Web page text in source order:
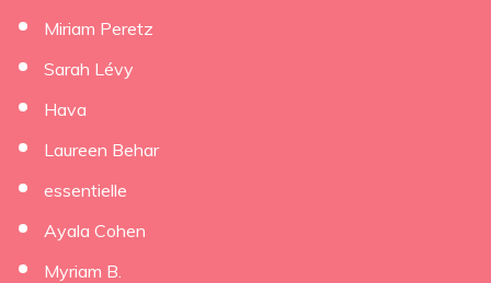
Miriam Peretz
Sarah Lévy
Hava
Laureen Behar
essentielle
Ayala Cohen
Myriam B.